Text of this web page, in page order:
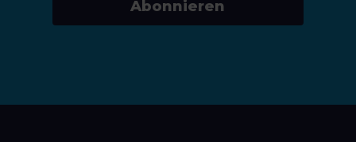
Abonnieren